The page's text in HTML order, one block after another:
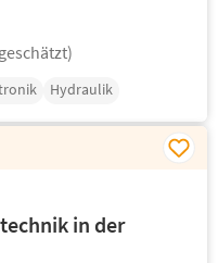
Hydraulik
in der